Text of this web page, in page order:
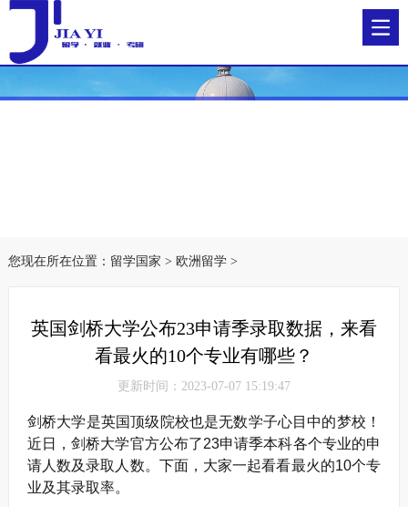
您现在所在位置： 留学国家 > 欧洲留学>
英国剑桥大学公布23申请季录取数据，来看
看最火的10个专业有哪些？
更新时间：2023-07-07 15:19:47
剑桥大学是英国顶级院校也是无数学子心目中的梦校！
近日，剑桥大学官方公布了23申请季本科各个专业的申
请人数及录取人数。下面，大家一起看看最火的10个专
业及其录取率。